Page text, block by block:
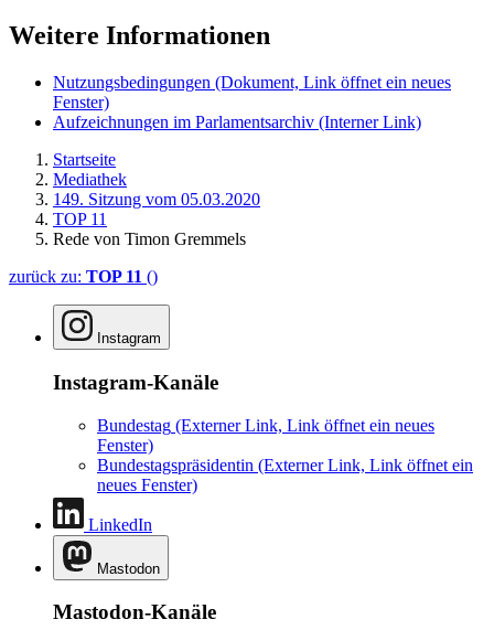
Weitere Informationen
Nutzungsbedingungen (Dokument, Link öffnet ein neues
Fenster)
Aufzeichnungen im Parlamentsarchiv (Interner Link)
Startseite
Mediathek
149. Sitzung vom 05.03.2020
TOP 11
Rede von Timon Gremmels
zurück zu: TOP 11 ()
Instagram
Instagram-Kanäle
Bundestag (Externer Link, Link öffnet ein neues
Fenster)
Bundestagspräsidentin (Externer Link, Link öffnet ein
neues Fenster)
LinkedIn
Mastodon
Mastodon-Kanäle